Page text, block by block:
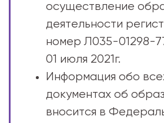
осуществление
деятельности
номер Л035-01298-
01 июля 2021г.
Информация обо
документах об
вносится в